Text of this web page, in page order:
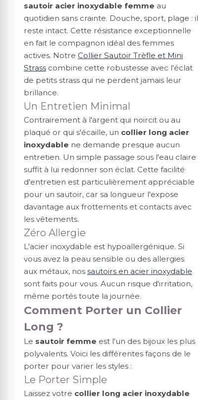
sautoir acier inoxydable femme au
quotidien sans crainte. Douche, sport, plage : il
reste intact. Cette résistance exceptionnelle
en fait le compagnon idéal des femmes
actives. Notre Collier Sautoir Trèfle et Mini
Strass combine cette robustesse avec l'éclat
de petits strass qui ne perdent jamais leur
brillance.
Un Entretien Minimal
Contrairement à l'argent qui noircit ou au
plaqué or qui s'écaille, un collier long acier
inoxydable ne demande presque aucun
entretien. Un simple passage sous l'eau claire
suffit à lui redonner son éclat. Cette facilité
d'entretien est particulièrement appréciable
pour un sautoir, car sa longueur l'expose
davantage aux frottements et contacts avec
les vêtements.
Zéro Allergie
L'acier inoxydable est hypoallergénique. Si
vous avez la peau sensible ou des allergies
aux métaux, nos sautoirs en acier inoxydable
sont faits pour vous. Aucun risque d'irritation,
même portés toute la journée.
Comment Porter un Collier
Long ?
Le sautoir femme est l'un des bijoux les plus
polyvalents. Voici les différentes façons de le
porter pour varier les styles :
Le Porter Simple
Laissez votre collier long acier inoxydable